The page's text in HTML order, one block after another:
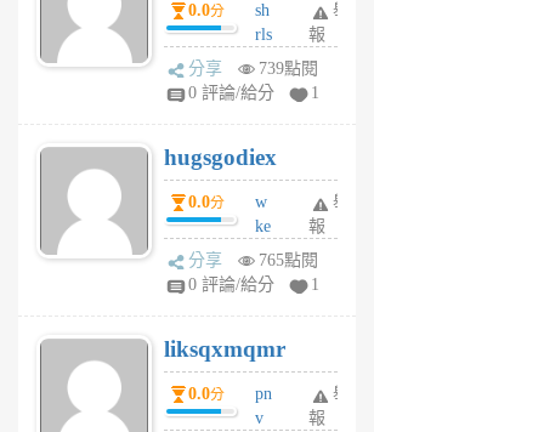
月
前
0.0分
sh
rls
k
m
6
個
月
前
舉
報
分享
739點閱
0 評論/給分
1
hugsgodiex
0.0分
w
ke
rv
pj
6
個
月
前
舉
報
分享
765點閱
0 評論/給分
1
liksqxmqmr
0.0分
pn
v
舉
報